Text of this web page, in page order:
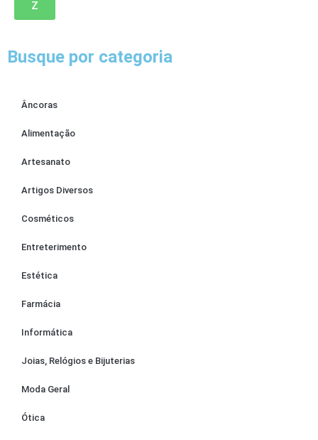
Z
Busque por categoria
Âncoras
Alimentação
Artesanato
Artigos Diversos
Cosméticos
Entreterimento
Estética
Farmácia
Informática
Joias, Relógios e Bijuterias
Moda Geral
Ótica